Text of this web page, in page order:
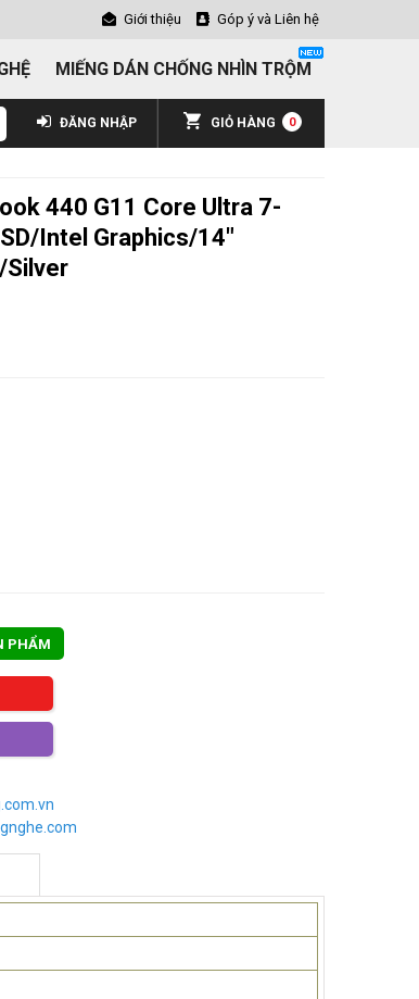
Giới thiệu Góp ý và Liên hệ
MIẾNG DÁN CHỐNG NHÌN TRỘM
GIỎ HÀNG 0
ĐĂNG NHẬP
440 G11 Core Ultra 7-
Intel Graphics/14"
Silver
PHẨM